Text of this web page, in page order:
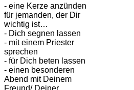
- eine Kerze anzünden
für jemanden, der Dir
wichtig ist…
- Dich segnen lassen
- mit einem Priester
sprechen
- für Dich beten lassen
- einen besonderen
Abend mit Deinem
Freund/ Deiner